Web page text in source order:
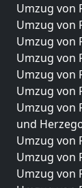
Umzug von
Umzug von
Umzug von
Umzug von
Umzug von
Umzug von
Umzug von
und
Umzug von
Umzug von
Umzug von